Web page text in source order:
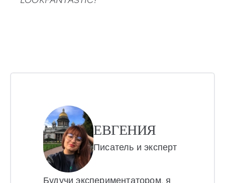
ЕВГЕНИЯ
Писатель и эксперт
Будучи экспериментатором, я